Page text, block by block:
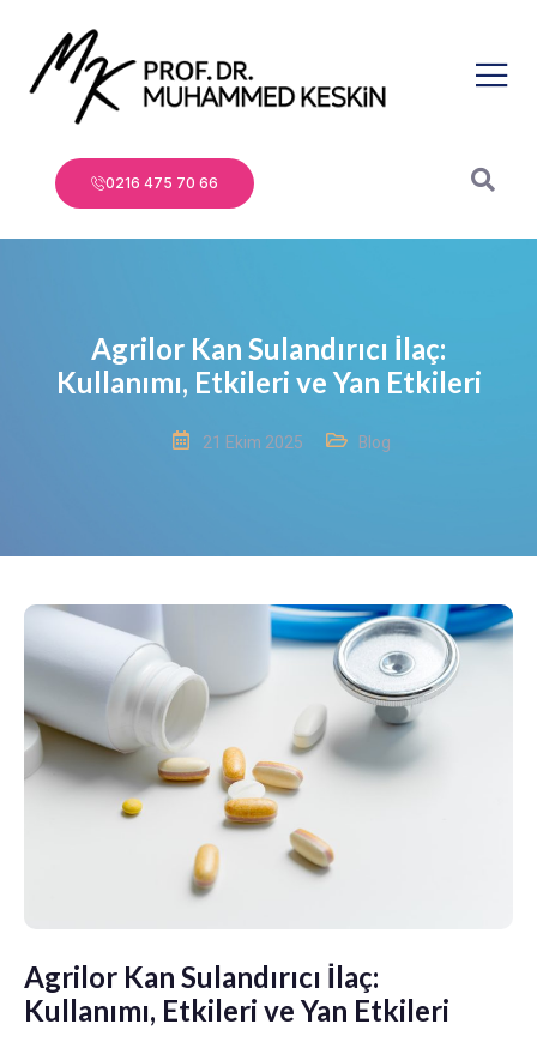
0216 475 70 66
Agrilor Kan Sulandırıcı İlaç:
Kullanımı, Etkileri ve Yan Etkileri
21 Ekim 2025 Blog
Agrilor Kan Sulandırıcı İlaç:
Kullanımı, Etkileri ve Yan Etkileri